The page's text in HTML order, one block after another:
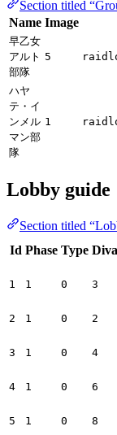
Section titled
Name Image
早乙女
アルト
部隊
5
ハヤ
テ・イ
ンメル
マン部
隊
1
Lobby guide
Section titled
Id Phase Type Diva
1 1 0 3
2 1 0 2
3 1 0 4
4 1 0 6
5 1 0 8